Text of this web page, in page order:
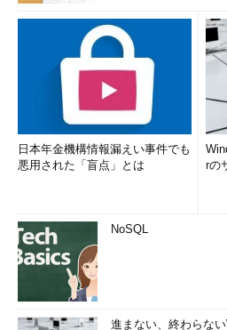
日本年金機構情報漏えい事件でも
悪用された「盲点」とは
rの
NoSQL
進まない、終わらな